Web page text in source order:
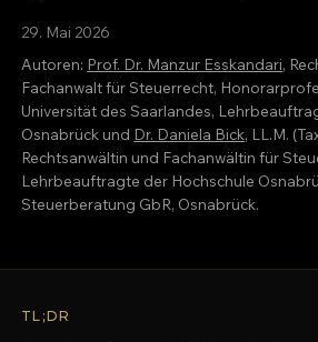
29. Mai 2026
Autoren: Prof. Dr. Manzur Esskandari,
Fachanwalt für Steuerrecht,
Universität des Saarlandes,
Osnabrück und Dr. Daniela Bick, LL.M.
Rechtsanwältin und Fachanwältin für
Lehrbeauftragte der Hochschule
Steuerberatung GbR, Osnabrück.
TL;DR